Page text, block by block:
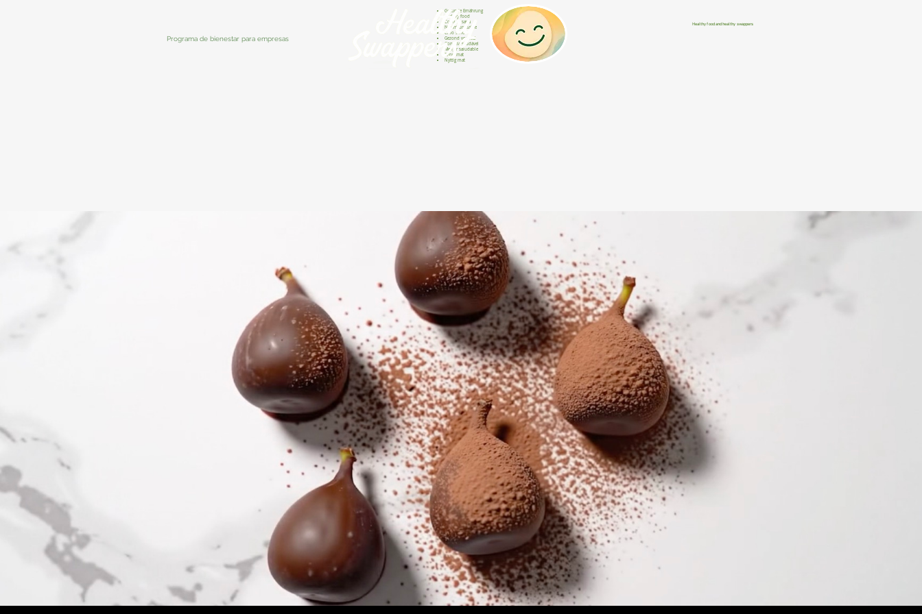
Programa de bienestar para empresas
Gesunde Ernährung
Healthy food
Comida sana
Nourriture saine
Cibo sano
Gezond voedsel
Comida saudável
Menjar saludable
Sunn mat
Nyttig mat
Healthy food and healthy swappers